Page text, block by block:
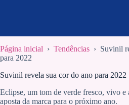
Página inicial › Tendências › Suvinil
para 2022
Suvinil revela sua cor do ano para 2022
Eclipse, um tom de verde fresco, vivo e
aposta da marca para o próximo ano.